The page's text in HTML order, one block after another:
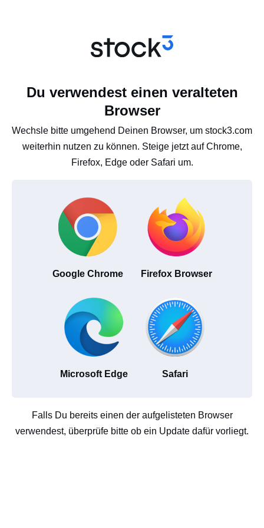
Du verwendest einen veralteten
Browser
Wechsle bitte umgehend Deinen Browser, um stock3.com
weiterhin nutzen zu können. Steige jetzt auf Chrome,
Firefox, Edge oder Safari um.
Google Chrome Firefox Browser
Microsoft Edge Safari
Falls Du bereits einen der aufgelisteten Browser
verwendest, überprüfe bitte ob ein Update dafür vorliegt.